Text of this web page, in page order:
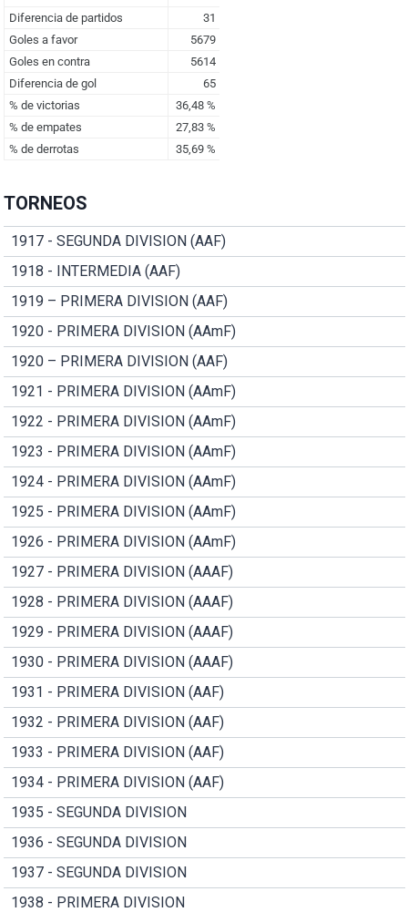
TORNEOS
1917 - SEGUNDA DIVISION (AAF)
1918 - INTERMEDIA (AAF)
1919 – PRIMERA DIVISION (AAF)
1920 - PRIMERA DIVISION (AAmF)
1920 – PRIMERA DIVISION (AAF)
1921 - PRIMERA DIVISION (AAmF)
1922 - PRIMERA DIVISION (AAmF)
1923 - PRIMERA DIVISION (AAmF)
1924 - PRIMERA DIVISION (AAmF)
1925 - PRIMERA DIVISION (AAmF)
1926 - PRIMERA DIVISION (AAmF)
1927 - PRIMERA DIVISION (AAAF)
1928 - PRIMERA DIVISION (AAAF)
1929 - PRIMERA DIVISION (AAAF)
1930 - PRIMERA DIVISION (AAAF)
1931 - PRIMERA DIVISION (AAF)
1932 - PRIMERA DIVISION (AAF)
1933 - PRIMERA DIVISION (AAF)
1934 - PRIMERA DIVISION (AAF)
1935 - SEGUNDA DIVISION
1936 - SEGUNDA DIVISION
1937 - SEGUNDA DIVISION
1938 - PRIMERA DIVISION